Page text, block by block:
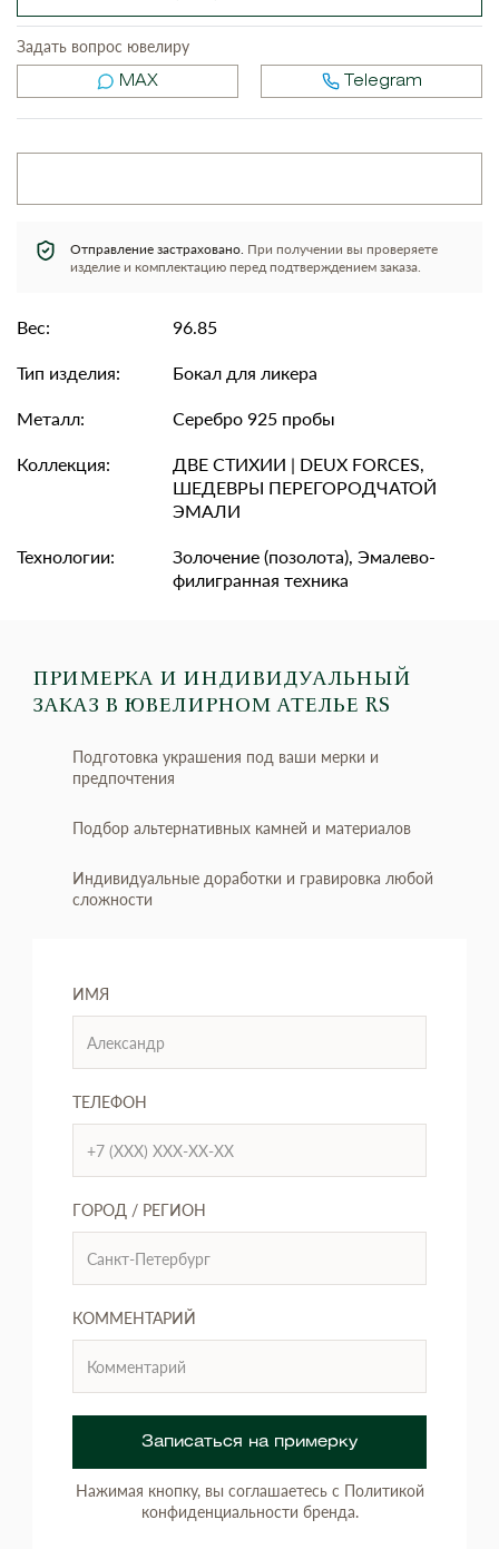
Задать вопрос ювелиру
MAX Telegram
Отправление застраховано. При получении вы проверяете
изделие и комплектацию перед подтверждением заказа.
Вес:
96.85
Тип изделия:
Бокал для ликера
Металл:
Серебро 925 пробы
Коллекция:
ДВЕ СТИХИИ | DEUX FORCES,
ШЕДЕВРЫ ПЕРЕГОРОДЧАТОЙ
ЭМАЛИ
Технологии:
Золочение (позолота), Эмалево-
филигранная техника
ПРИМЕРКА И ИНДИВИДУАЛЬНЫЙ
ЗАКАЗ В ЮВЕЛИРНОМ АТЕЛЬЕ RS
Подготовка украшения под ваши мерки и
предпочтения
Подбор альтернативных камней и материалов
Индивидуальные доработки и гравировка любой
сложности
ИМЯ
ТЕЛЕФОН
ГОРОД / РЕГИОН
КОММЕНТАРИЙ
Записаться на примерку
Нажимая кнопку, вы соглашаетесь с Политикой
конфиденциальности бренда.